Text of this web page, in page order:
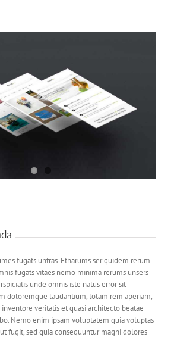
fugats untras. Etharums ser quidem rerum
fugats vitaes nemo minima rerums unsers
unde omnis iste natus error sit
doloremque laudantium, totam rem aperiam,
veritatis et quasi architecto beatae
Nemo enim ipsam voluptatem quia voluptas
fugit, sed quia consequuntur magni dolores